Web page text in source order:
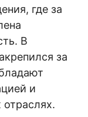
где за
В
за
и